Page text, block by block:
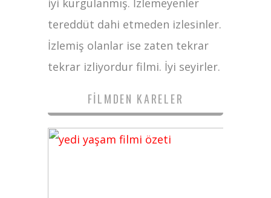
iyi kurgulanmış. İzlemeyenler
tereddüt dahi etmeden izlesinler.
İzlemiş olanlar ise zaten tekrar
tekrar izliyordur filmi. İyi seyirler.
FILMDEN KARELER